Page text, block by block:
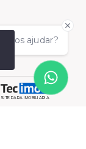
ajudar?
SITE PARA IMOBILIARIA